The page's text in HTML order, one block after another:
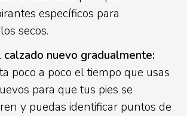
específicos para
secos.
nuevo gradualmente:
poco a poco el tiempo que usas
para que tus pies se
y puedas identificar puntos de